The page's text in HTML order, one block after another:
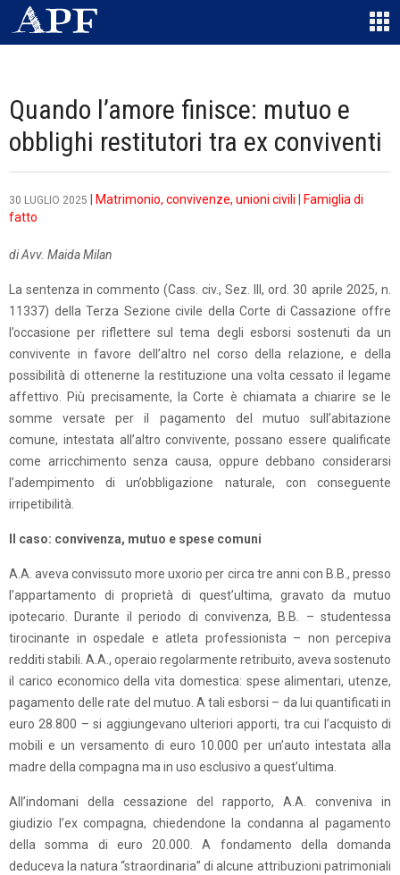
Quando l’amore finisce: mutuo e
obblighi restitutori tra ex conviventi
30 LUGLIO 2025 Matrimonio, convivenze, unioni civili
Famiglia di
fatto
di Avv. Maida Milan
La sentenza in commento (Cass. civ., Sez. III, ord. 30 aprile 2025, n.
11337) della Terza Sezione civile della Corte di Cassazione offre
l’occasione per riflettere sul tema degli esborsi sostenuti da un
convivente in favore dell’altro nel corso della relazione, e della
possibilità di ottenerne la restituzione una volta cessato il legame
affettivo. Più precisamente, la Corte è chiamata a chiarire se le
somme versate per il pagamento del mutuo sull’abitazione
comune, intestata all’altro convivente, possano essere qualificate
come arricchimento senza causa, oppure debbano considerarsi
l’adempimento di un’obbligazione naturale, con conseguente
irripetibilità.
Il caso: convivenza, mutuo e spese comuni
A.A. aveva convissuto more uxorio per circa tre anni con B.B., presso
l’appartamento di proprietà di quest’ultima, gravato da mutuo
ipotecario. Durante il periodo di convivenza, B.B. – studentessa
tirocinante in ospedale e atleta professionista – non percepiva
redditi stabili. A.A., operaio regolarmente retribuito, aveva sostenuto
il carico economico della vita domestica: spese alimentari, utenze,
pagamento delle rate del mutuo. A tali esborsi – da lui quantificati in
euro 28.800 – si aggiungevano ulteriori apporti, tra cui l’acquisto di
mobili e un versamento di euro 10.000 per un’auto intestata alla
madre della compagna ma in uso esclusivo a quest’ultima.
All’indomani della cessazione del rapporto, A.A. conveniva in
giudizio l’ex compagna, chiedendone la condanna al pagamento
della somma di euro 20.000. A fondamento della domanda
deduceva la natura “straordinaria” di alcune attribuzioni patrimoniali